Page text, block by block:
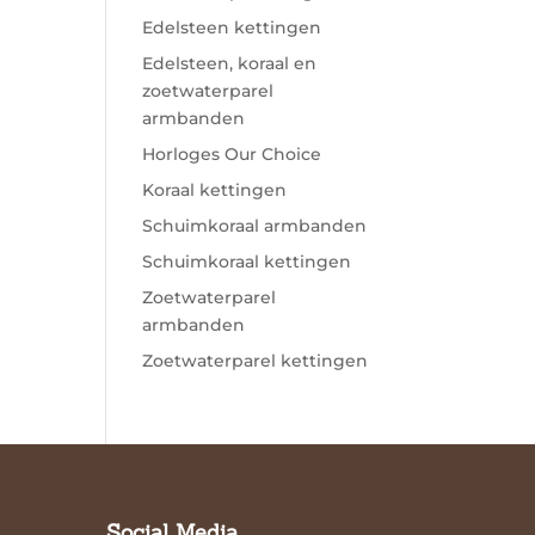
Edelsteen kettingen
Edelsteen, koraal en
zoetwaterparel
armbanden
Horloges Our Choice
Koraal kettingen
Schuimkoraal armbanden
Schuimkoraal kettingen
Zoetwaterparel
armbanden
Zoetwaterparel kettingen